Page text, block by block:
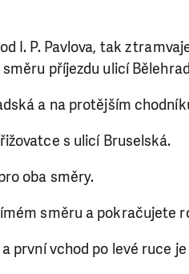
I. P. Pavlova, tak z
příjezdu ulicí
a na protějším
s ulicí Bruselská.
oba směry.
směru a pokračujete
první vchod po levé ruce je